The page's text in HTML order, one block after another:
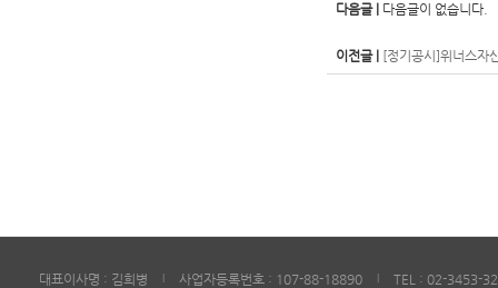
다음글 | 다음글이 없습니다.
이전글 | [정기공시]위너스
대표이사명 : 김희병 사업자등록번호 : 107-88-18890
TEL : 02-3453-